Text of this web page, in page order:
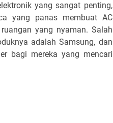
yang sangat penting,
yang panas membuat AC
yang nyaman. Salah
adalah Samsung, dan
bagi mereka yang mencari